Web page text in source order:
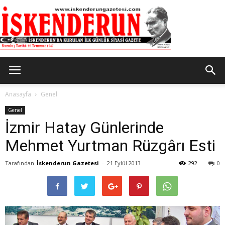
Gazetesi
Anasayfa Genel
Genel
İzmir Hatay Günlerinde
Mehmet Yurtman Rüzgârı Esti
Tarafından İskenderun Gazetesi - 21 Eylül 2013 0
292